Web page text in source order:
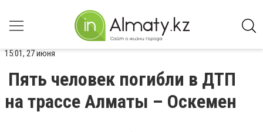
15:01, 27 июня
Пять человек погибли в ДТП
на трассе Алматы – Оскемен